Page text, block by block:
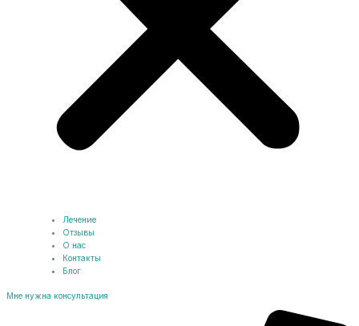
Лечение
Отзывы
О нас
Контакты
Блог
Мне нужна консультация